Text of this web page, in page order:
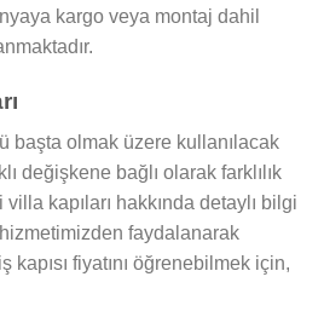
kargo veya montaj dahil
başta olmak üzere kullanılacak
değişkene bağlı olarak farklılık
kapıları hakkında detaylı bilgi
faydalanarak
kapısı fiyatını öğrenebilmek için,